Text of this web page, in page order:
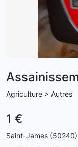
Agriculture > Autres
1 €
Saint-James (50240)